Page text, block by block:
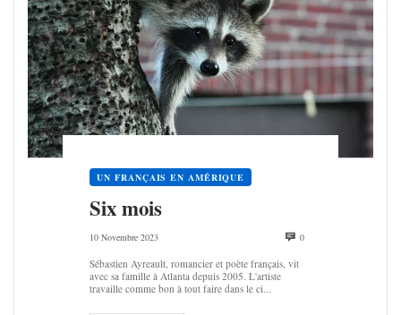
UN FRANÇAIS EN AMÉRIQUE
Six mois
10 Novembre 2023 0
Sébastien Ayreault, romancier et poète français, vit
avec sa famille à Atlanta depuis 2005. L'artiste
travaille comme bon à tout faire dans le ci...